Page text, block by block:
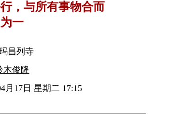
，与所有事物合而
为一
昌列寺
木俊隆
月17日 星期二 17:15